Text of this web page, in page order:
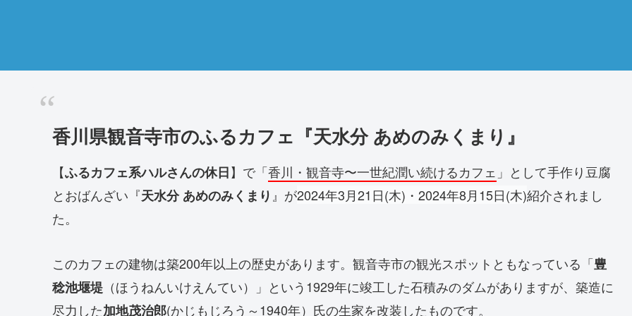
香川県観音寺市のふるカフェ『天水分 あめのみくまり』
【ふるカフェ系ハルさんの休日】で「香川・観音寺〜一世紀潤い続けるカフェ 」として手作り豆腐
とおばんざい『天水分 あめのみくまり 』が2024年3月21日(木)・ 2024年8月15日(木)紹介されまし
た。
このカフェの建物は築200年以上の歴史があります。観音寺市の観光スポットともなっている「豊
稔池堰堤 （ほうねんいけえんてい）」という1929年に竣工した石積みのダムがありますが、築造に
尽力した加地茂治郎(かじもじろう～1940年）氏の生家を改装したものです。